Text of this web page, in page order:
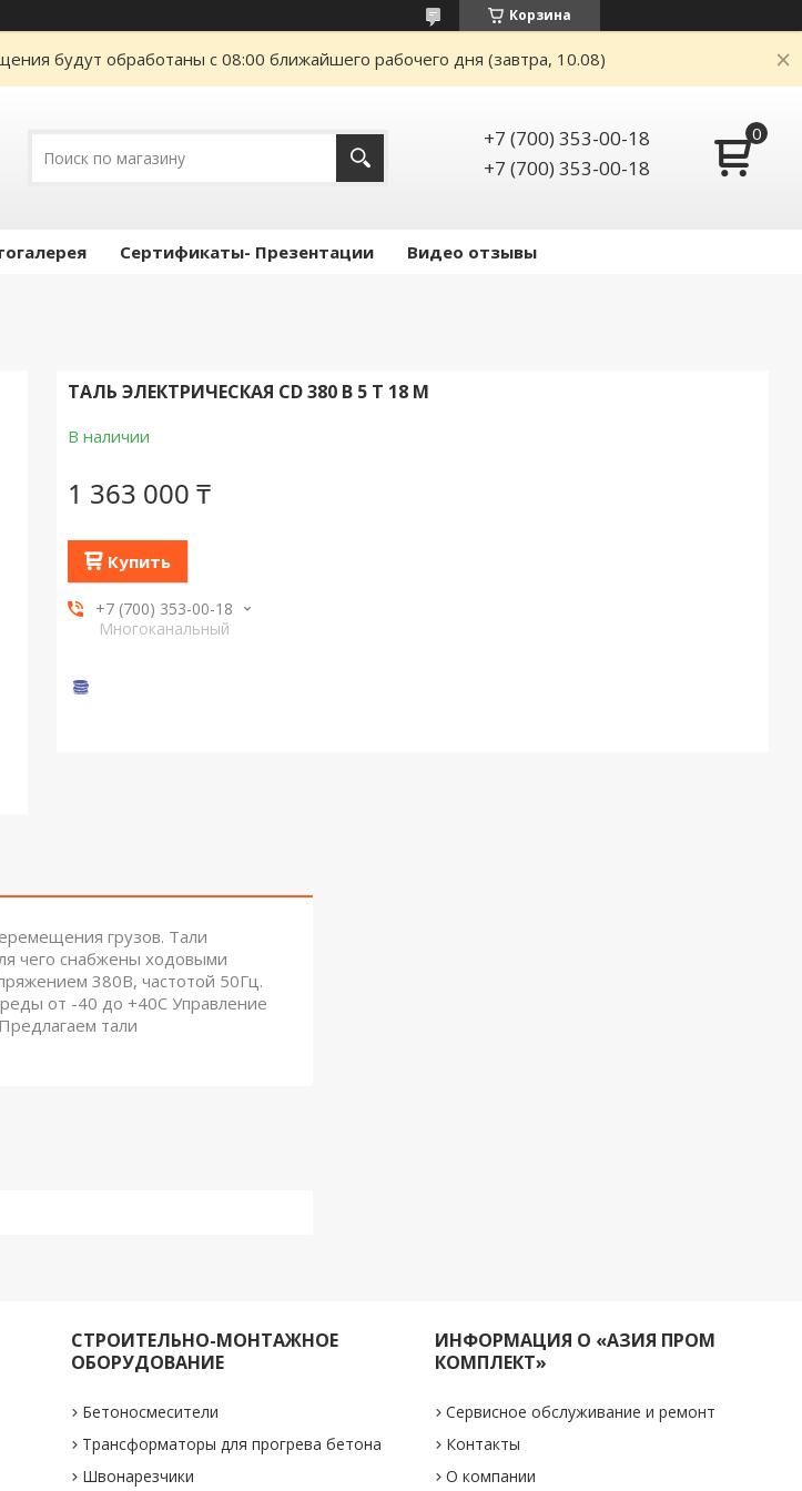
Корзина
будут обработаны с 08:00 ближайшего рабочего дня (завтра, 10.08)
+7 (700) 353-00-18
+7 (700) 353-00-18
Сертификаты- Презентации Видео отзывы
ТАЛЬ ЭЛЕКТРИЧЕСКАЯ CD 380 В 5 Т 18 М
В наличии
1 363 000 ₸
Купить
+7 (700) 353-00-18
Многоканальный
грузов. Тали
чего снабжены ходовыми
380В, частотой 50Гц.
от -40 до +40С Управление
тали
СТРОИТЕЛЬНО-МОНТАЖНОЕ
ОБОРУДОВАНИЕ
Бетоносмесители
Трансформаторы для прогрева бетона
Швонарезчики
ИНФОРМАЦИЯ О «АЗИЯ ПРОМ
КОМПЛЕКТ»
Сервисное обслуживание и ремонт
Контакты
О компании